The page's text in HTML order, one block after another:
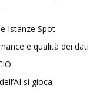
Istanze Spot
e qualità dei dati
si gioca